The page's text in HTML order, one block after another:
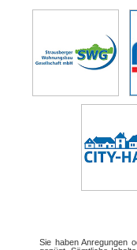
Sie haben Anregungen